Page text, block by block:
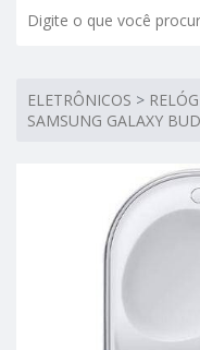
ELETRÔNICOS >
SAMSUNG GALAXY